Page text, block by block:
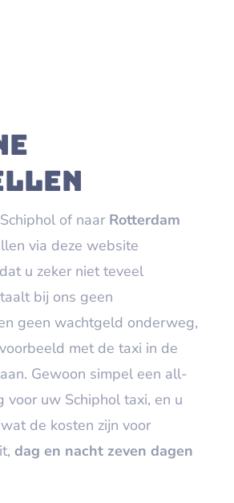
of naar Rotterdam
via deze website
u zeker niet teveel
bij ons geen
geen wachtgeld onderweg,
met de taxi in de
Gewoon simpel een all-
voor uw Schiphol taxi, en u
de kosten zijn voor
dag en nacht zeven dagen